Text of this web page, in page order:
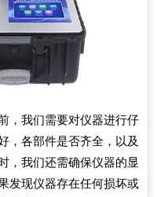
，我们需要对仪器进行仔
，各部件是否齐全，以及
，我们还需确保仪器的显
发现仪器存在任何损坏或